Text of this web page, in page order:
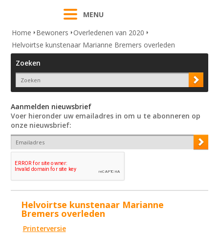
MENU
Home
Bewoners
Overledenen van 2020
Helvoirtse kunstenaar Marianne Bremers overleden
Zoeken
Aanmelden nieuwsbrief
Voer hieronder uw emailadres in om u te abonneren op
onze nieuwsbrief:
Helvoirtse kunstenaar Marianne
Bremers overleden
Printerversie